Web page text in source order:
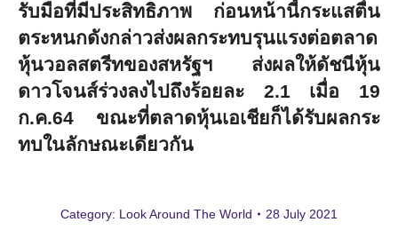
รับมือที่มีประสิทธิภาพ ก่อนหน้านี้กระแสตื่น
ตระหนกดังกล่าวส่งผลกระทบรุนแรงต่อตลาด
หุ้นวอลสตรีทของสหรัฐฯ ส่งผลให้ดัชนีหุ้น
ดาวโจนส์ร่วงลงไปถึงร้อยละ 2.1 เมื่อ 19
ก.ค.64 ขณะที่ตลาดหุ้นเอเชียก็ได้รับผลกระ
ทบในลักษณะเดียวกัน
Category: Look Around The World 28 July 2021